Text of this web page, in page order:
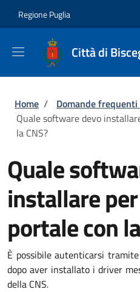
Regione Puglia
Città di
Briciole di pane
Home / Domande frequenti
Quale software devo
la CNS?
Quale
installare
portale con
È possibile autenticarsi
dopo aver installato i driver
della CNS.